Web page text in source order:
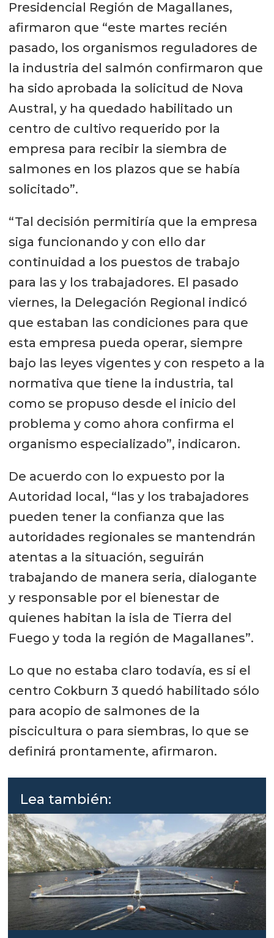
Presidencial Región de Magallanes,
afirmaron que “este martes recién
pasado, los organismos reguladores de
la industria del salmón confirmaron que
ha sido aprobada la solicitud de Nova
Austral, y ha quedado habilitado un
centro de cultivo requerido por la
empresa para recibir la siembra de
salmones en los plazos que se había
solicitado”.
“Tal decisión permitiría que la empresa
siga funcionando y con ello dar
continuidad a los puestos de trabajo
para las y los trabajadores. El pasado
viernes, la Delegación Regional indicó
que estaban las condiciones para que
esta empresa pueda operar, siempre
bajo las leyes vigentes y con respeto a la
normativa que tiene la industria, tal
como se propuso desde el inicio del
problema y como ahora confirma el
organismo especializado”, indicaron.
De acuerdo con lo expuesto por la
Autoridad local, “las y los trabajadores
pueden tener la confianza que las
autoridades regionales se mantendrán
atentas a la situación, seguirán
trabajando de manera seria, dialogante
y responsable por el bienestar de
quienes habitan la isla de Tierra del
Fuego y toda la región de Magallanes”.
Lo que no estaba claro todavía, es si el
centro Cokburn 3 quedó habilitado sólo
para acopio de salmones de la
piscicultura o para siembras, lo que se
definirá prontamente, afirmaron.
Lea también: